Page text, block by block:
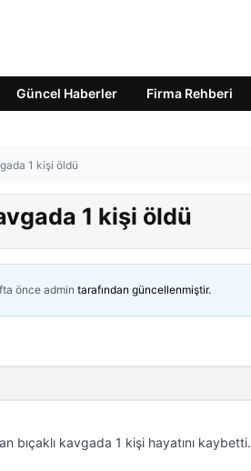
Güncel Haberler Firma Rehberi
1 kişi öldü
1 kişi öldü
önce admin tarafından güncellenmiştir.
bıçaklı kavgada 1 kişi hayatını kaybetti.